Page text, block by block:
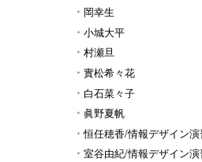
岡幸生
小城大平
村瀬旦
實松希々花
白石菜々子
眞野夏帆
恒任穂香/情報デザイン
室谷由紀/情報デザイン